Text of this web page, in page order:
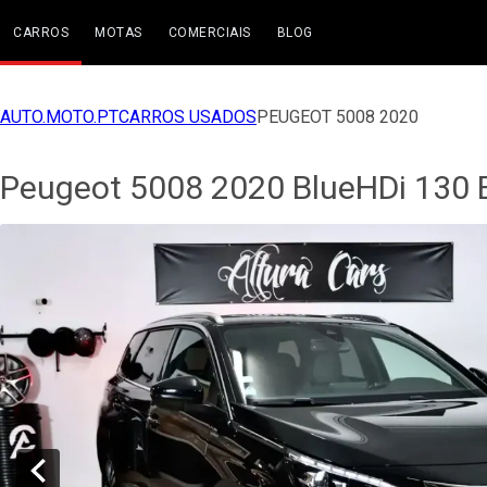
CARROS MOTAS COMERCIAIS BLOG
AUTO.MOTO.PTCARROS USADOSPEUGEOT 5008 2020
Peugeot 5008 2020 BlueHDi 130